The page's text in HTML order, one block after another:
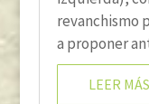
revanchismo
a proponer
LEER MÁS